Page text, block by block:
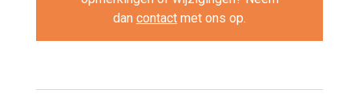
dan contact met ons op.